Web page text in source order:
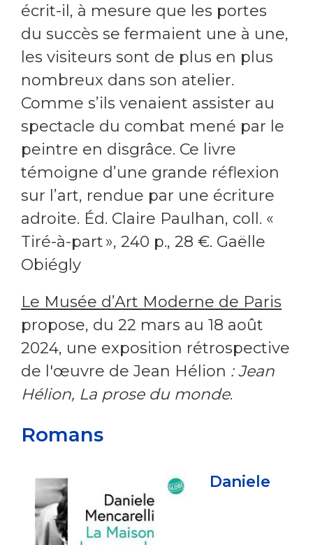
écrit-il, à mesure que les portes
du succès se fermaient une à une,
les visiteurs sont de plus en plus
nombreux dans son atelier.
Comme s’ils venaient assister au
spectacle du combat mené par le
peintre en disgrâce. Ce livre
témoigne d’une grande réflexion
sur l’art, rendue par une écriture
adroite. Éd. Claire Paulhan, coll. «
Tiré-à-part », 240 p., 28 €. Gaëlle
Obiégly
Le Musée d’Art Moderne de Paris
propose, du 22 mars au 18 août
2024, une exposition rétrospective
de l'œuvre de Jean Hélion :Jean
Hélion, La prose du monde.
Romans
Daniele